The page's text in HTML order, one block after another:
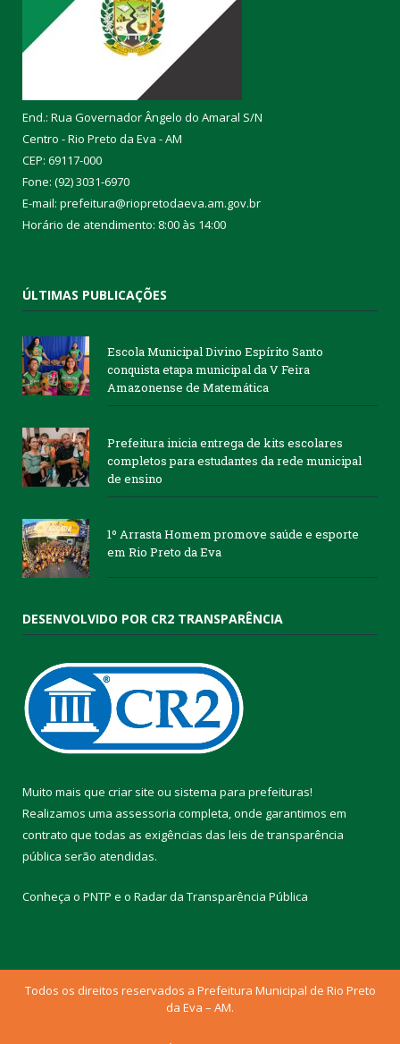
End.: Rua Governador Ângelo do Amaral S/N
Centro - Rio Preto da Eva - AM
CEP: 69117-000
Fone: (92) 3031-6970
E-mail: prefeitura@riopretodaeva.am.gov.br
Horário de atendimento: 8:00 às 14:00
ÚLTIMAS PUBLICAÇÕES
Escola Municipal Divino Espírito Santo
conquista etapa municipal da V Feira
Amazonense de Matemática
Prefeitura inicia entrega de kits escolares
completos para estudantes da rede municipal
de ensino
1º Arrasta Homem promove saúde e esporte
em Rio Preto da Eva
DESENVOLVIDO POR CR2 TRANSPARÊNCIA
Muito mais que criar site ou sistema para prefeituras!
Realizamos uma assessoria completa, onde garantimos em
contrato que todas as exigências das leis de transparência
pública serão atendidas.
Conheça o PNTP e o Radar da Transparência Pública
Todos os direitos reservados a Prefeitura Municipal de Rio Preto
da Eva – AM.